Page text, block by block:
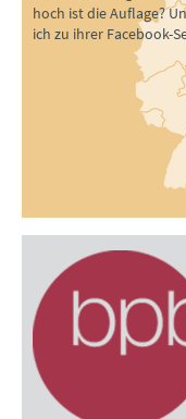
hoch ist die Auflage?
ich zu ihrer Facebook-